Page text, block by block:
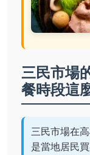
三民市場
餐時段這
三民市場在
是當地居民